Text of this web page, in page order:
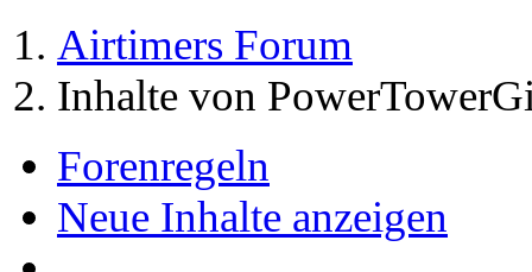
Airtimers Forum
Inhalte von
Forenregeln
Neue Inhalte anzeigen